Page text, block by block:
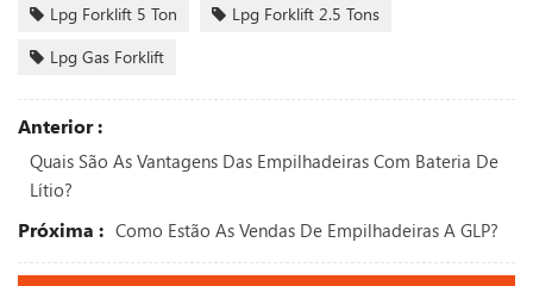
Lpg Forklift 5 Ton
Lpg Forklift 2.5 Tons
Lpg Gas Forklift
Anterior :
Quais São As Vantagens Das Empilhadeiras Com Bateria De
Lítio?
Próxima : Como Estão As Vendas De Empilhadeiras A GLP?